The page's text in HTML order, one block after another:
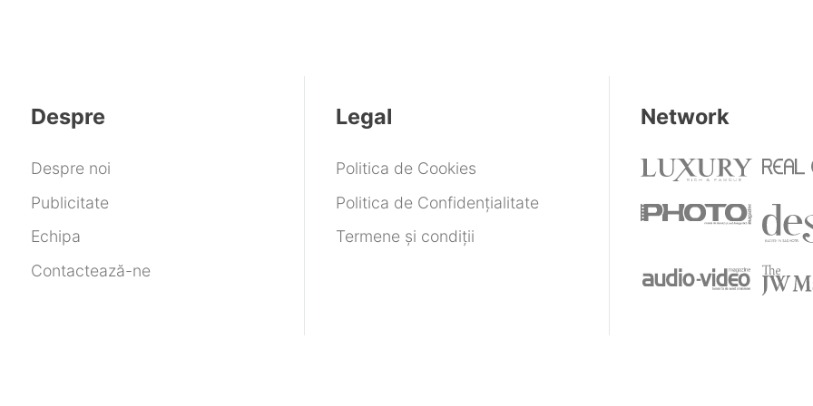
Despre
Despre noi
Publicitate
Echipa
Contactează-ne
Legal
Politica de Cookies
Politica de Confidențialitate
Termene și condiții
Network